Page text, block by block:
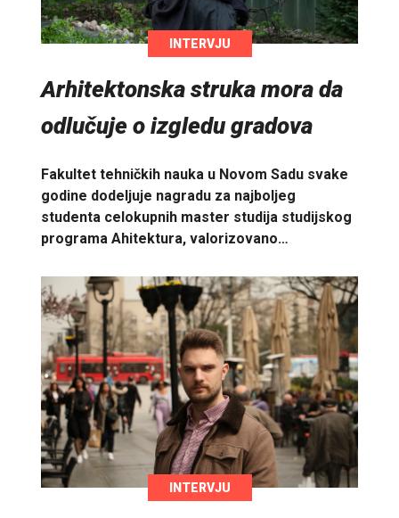
INTERVJU
Arhitektonska struka mora da
odlučuje o izgledu gradova
Fakultet tehničkih nauka u Novom Sadu svake
godine dodeljuje nagradu za najboljeg
studenta celokupnih master studija studijskog
programa Ahitektura, valorizovano…
INTERVJU